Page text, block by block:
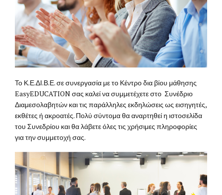
Το Κ.Ε.ΔΙ.Β.Ε. σε συνεργασία με το Κέντρο δια βίου μάθησης
EasyEDUCATION σας καλεί να συμμετέχετε στο Συνέδριο
Διαμεσολαβητών και τις παράλληλες εκδηλώσεις ως εισηγητές,
εκθέτες ή ακροατές. Πολύ σύντομα θα αναρτηθεί η ιστοσελίδα
του Συνεδρίου και θα λάβετε όλες τις χρήσιμες πληροφορίες
για την συμμετοχή σας.